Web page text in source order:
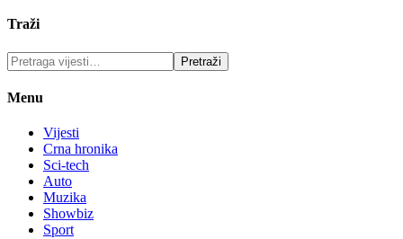
Traži
Menu
Vijesti
Crna hronika
Sci-tech
Auto
Muzika
Showbiz
Sport